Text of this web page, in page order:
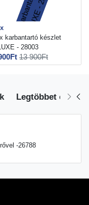
- 28003
13 900Ft
Legtöbbet eladott
-26788